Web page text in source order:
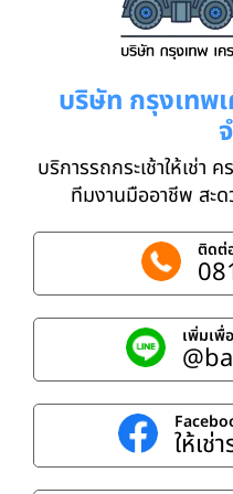
บริษัท กรุงเทพ
บริการรถกระเช้าให้เช่า
ทีมงานมืออาชีพ สะ
ติดต่
เพิ่มเพื่
ให้เช่